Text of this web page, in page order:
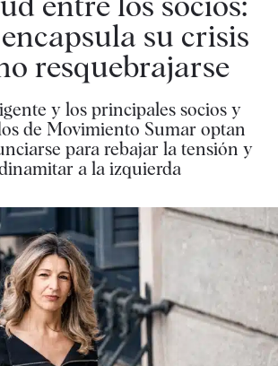
su crisis
resquebrajarse
y los principales socios y
de Movimiento Sumar optan
para rebajar la tensión y
a la izquierda